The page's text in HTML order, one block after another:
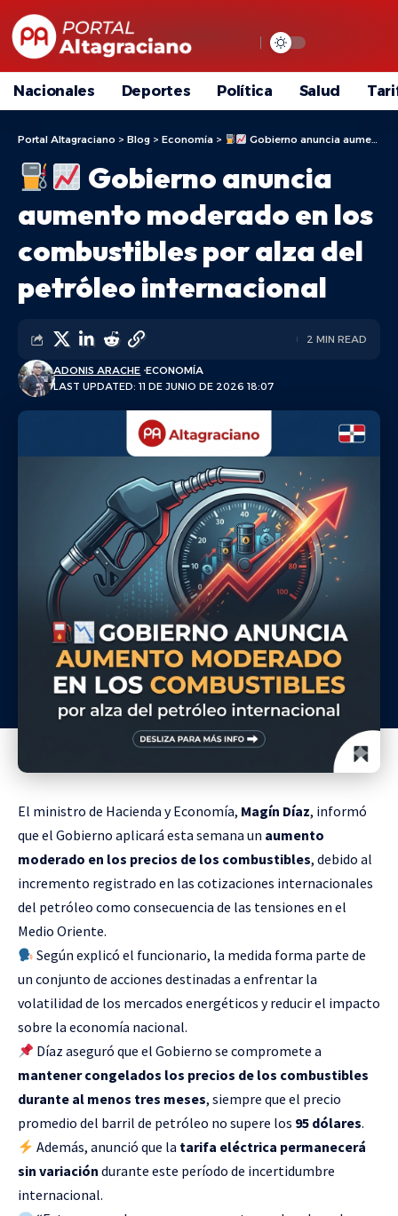
Nacionales Deportes Política Salud
Portal Altagraciano > Blog > Economía > Gobierno anuncia aumento moderado en los combustibles por alza del petróleo internacional
Gobierno anuncia
aumento moderado en los
combustibles por alza del
petróleo internacional
LAST UPDATED: 11 DE JUNIO DE 2026 18:07
ADONIS ARACHE ECONOMÍA
2 MIN READ
El ministro de Hacienda y Economía, Magín Díaz, informó
que el Gobierno aplicará esta semana un aumento
moderado en los precios de los combustibles, debido al
incremento registrado en las cotizaciones internacionales
del petróleo como consecuencia de las tensiones en el
Medio Oriente.
Según explicó el funcionario, la medida forma parte de
un conjunto de acciones destinadas a enfrentar la
volatilidad de los mercados energéticos y reducir el impacto
sobre la economía nacional.
Díaz aseguró que el Gobierno se compromete a
mantener congelados los precios de los combustibles
durante al menos tres meses, siempre que el precio
promedio del barril de petróleo no supere los 95 dólares.
Además, anunció que la tarifa eléctrica permanecerá
sin variación durante este período de incertidumbre
internacional.